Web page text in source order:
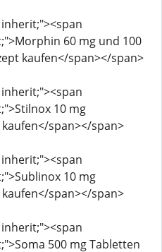
60 mg und 100
kaufen</span></span>
10 mg
span></span>
10 mg
span></span>
500 mg Tabletten